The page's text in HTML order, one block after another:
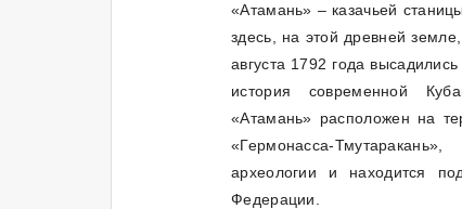
«Атамань» – казачьей
здесь, на этой древней
августа 1792 года
история современной
«Атамань» расположен на
«Гермонасса-
археологии и находится
Федерации.